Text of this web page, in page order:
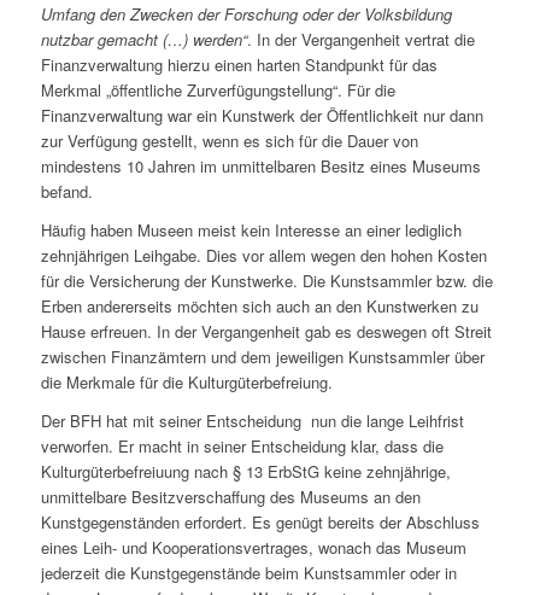
Umfang den Zwecken der Forschung oder der Volksbildung
nutzbar gemacht (…) werden“. In der Vergangenheit vertrat die
Finanzverwaltung hierzu einen harten Standpunkt für das
Merkmal „öffentliche Zurverfügungstellung“. Für die
Finanzverwaltung war ein Kunstwerk der Öffentlichkeit nur dann
zur Verfügung gestellt, wenn es sich für die Dauer von
mindestens 10 Jahren im unmittelbaren Besitz eines Museums
befand.
Häufig haben Museen meist kein Interesse an einer lediglich
zehnjährigen Leihgabe. Dies vor allem wegen den hohen Kosten
für die Versicherung der Kunstwerke. Die Kunstsammler bzw. die
Erben andererseits möchten sich auch an den Kunstwerken zu
Hause erfreuen. In der Vergangenheit gab es deswegen oft Streit
zwischen Finanzämtern und dem jeweiligen Kunstsammler über
die Merkmale für die Kulturgüterbefreiung.
Der BFH hat mit seiner Entscheidung nun die lange Leihfrist
verworfen. Er macht in seiner Entscheidung klar, dass die
Kulturgüterbefreiuung nach § 13 ErbStG keine zehnjährige,
unmittelbare Besitzverschaffung des Museums an den
Kunstgegenständen erfordert. Es genügt bereits der Abschluss
eines Leih- und Kooperationsvertrages, wonach das Museum
jederzeit die Kunstgegenstände beim Kunstsammler oder in